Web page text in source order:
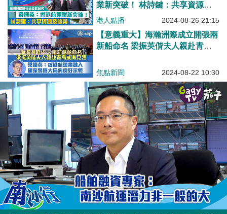
業新突破！ 林詩鍵：共享資源及
優勢
港人點播 2024-08-26 21:15
【意義重大】海瀚洲際成立開張兩
新船命名 梁振英偕夫人親赴青島
國家發展大局的良好示範
焦點新聞 2024-08-22 10:30